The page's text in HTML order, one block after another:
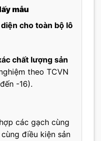
mẫu
cho toàn bộ lô
chất lượng sản
theo TCVN
-16).
các gạch cùng
điều kiện sản